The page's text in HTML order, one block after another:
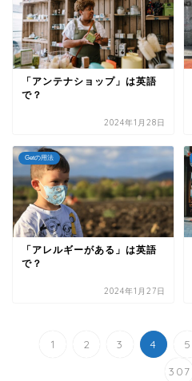
「アンテナショップ」は英語
で？
2024年1月28日
Getの用法
「アレルギーがある」は英語
で？
2024年1月27日
1 2 3 4 5
307